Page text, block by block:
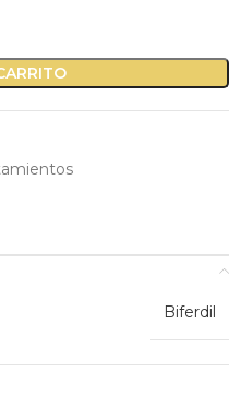
Biferdil